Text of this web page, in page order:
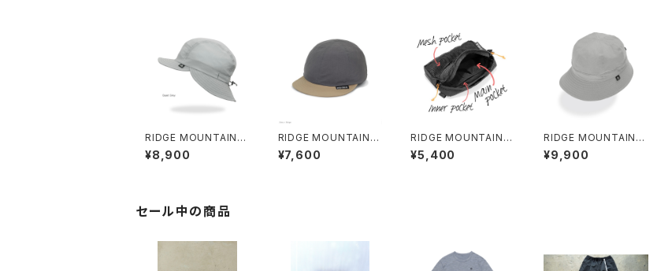
RIDGE MOUNTAIN G
EAR | Shade Cap
¥8,900
RIDGE MOUNTAIN G
EAR | Basic Cap Bic
olor
¥7,600
RIDGE MOUNTAIN G
EAR | Side Increase
¥5,400
RIDGE MOUNTAIN G
EAR | Enough Hat N
T 2026
¥9,900
セール中の商品